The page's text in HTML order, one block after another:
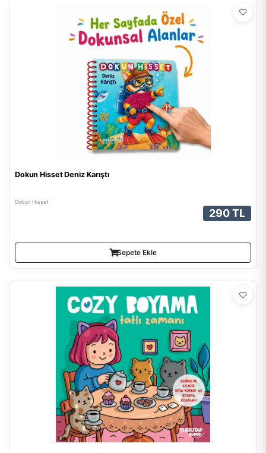
Dokun Hisset Deniz Karıştı
Dokun Hisset
290 TL
Sepete Ekle